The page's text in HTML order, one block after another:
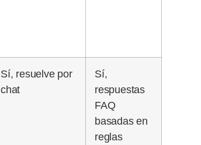
Sí, resuelve por
chat
Sí,
respuestas
FAQ
basadas en
reglas